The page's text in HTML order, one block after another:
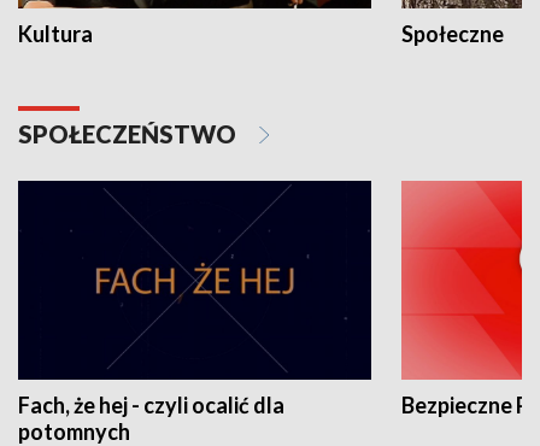
Kultura Społeczne
SPOŁECZEŃSTWO
Fach, że hej - czyli ocalić dla
potomnych
Bezpieczne